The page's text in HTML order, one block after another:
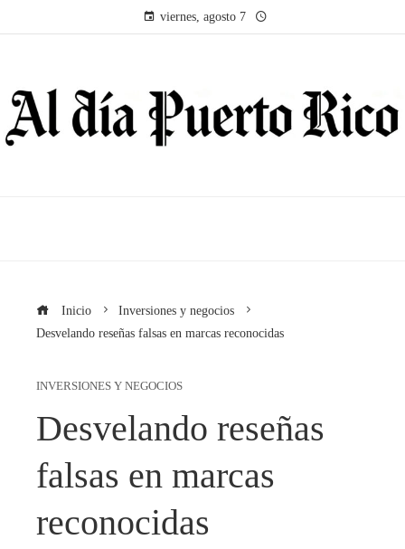
viernes, agosto 7
Inicio
Inversiones y negocios
Desvelando reseñas falsas en marcas reconocidas
INVERSIONES Y NEGOCIOS
Desvelando reseñas
falsas en marcas
reconocidas